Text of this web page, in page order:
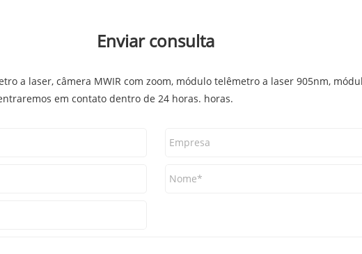
Enviar consulta
a laser, câmera MWIR com zoom, módulo telêmetro a laser 905nm,
em contato dentro de 24 horas. horas.